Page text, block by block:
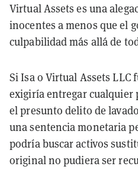
Virtual Assets es una
inocentes a menos que el
culpabilidad más allá de
Si Isa o Virtual Assets LLC
exigiría entregar cualquier
el presunto delito de
una sentencia monetaria
podría buscar activos
original no pudiera ser